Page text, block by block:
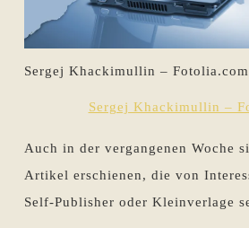
Sergej Khackimullin – Fotolia.com
Sergej Khackimullin –
Auch in der vergangenen Woche
Artikel erschienen, die von
Self-Publisher oder Kleinverlage